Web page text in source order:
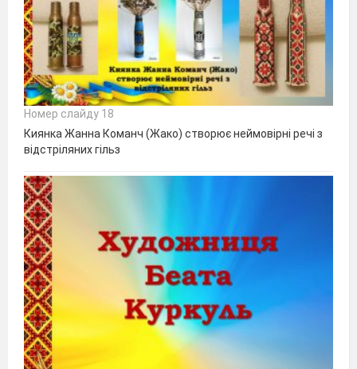
Номер слайду 18
Киянка Жанна Команч (Жако) створює неймовірні речі з
відстріляних гільз